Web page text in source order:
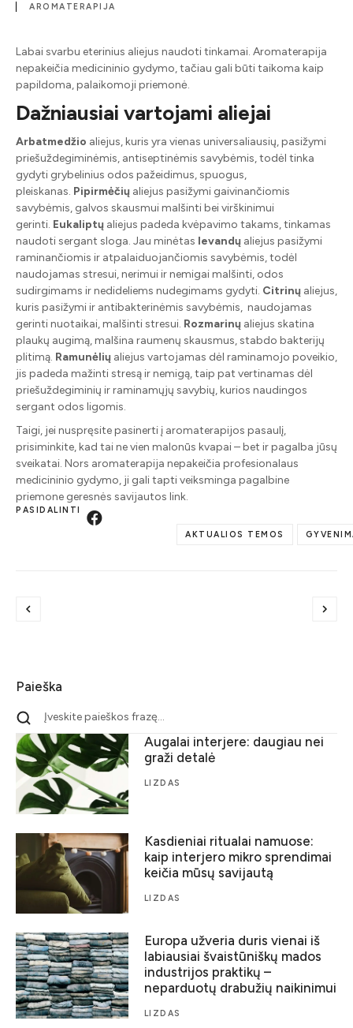
AROMATERAPIJA
Labai svarbu eterinius aliejus naudoti tinkamai. Aromaterapija
nepakeičia medicininio gydymo, tačiau gali būti taikoma kaip
papildoma, palaikomoji priemonė.
Dažniausiai vartojami aliejai
Arbatmedžio aliejus, kuris yra vienas universaliausių, pasižymi
priešuždegiminėmis, antiseptinėmis savybėmis, todėl tinka
gydyti grybelinius odos pažeidimus, spuogus,
pleiskanas. Pipirmėčių aliejus pasižymi gaivinančiomis
savybėmis, galvos skausmui malšinti bei virškinimui
gerinti. Eukaliptų aliejus padeda kvėpavimo takams, tinkamas
naudoti sergant sloga. Jau minėtas levandų aliejus pasižymi
raminančiomis ir atpalaiduojančiomis savybėmis, todėl
naudojamas stresui, nerimui ir nemigai malšinti, odos
sudirgimams ir nedideliems nudegimams gydyti. Citrinų aliejus,
kuris pasižymi ir antibakterinėmis savybėmis, naudojamas
gerinti nuotaikai, malšinti stresui. Rozmarinų aliejus skatina
plaukų augimą, malšina raumenų skausmus, stabdo bakterijų
plitimą. Ramunėlių aliejus vartojamas dėl raminamojo poveikio,
jis padeda mažinti stresą ir nemigą, taip pat vertinamas dėl
priešuždegiminių ir raminamųjų savybių, kurios naudingos
sergant odos ligomis.
Taigi, jei nuspręsite pasinerti į aromaterapijos pasaulį,
prisiminkite, kad tai ne vien malonūs kvapai – bet ir pagalba jūsų
sveikatai. Nors aromaterapija nepakeičia profesionalaus
medicininio gydymo, ji gali tapti veiksminga pagalbine
priemone geresnės savijautos link.
PASIDALINTI
AKTUALIOS TEMOS
Paieška
Augalai interjere: daugiau nei
graži detalė
LIZDAS
Kasdieniai ritualai namuose:
kaip interjero mikro sprendimai
keičia mūsų savijautą
LIZDAS
Europa užveria duris vienai iš
labiausiai švaistūniškų mados
industrijos praktikų –
neparduotų drabužių naikinimui
LIZDAS